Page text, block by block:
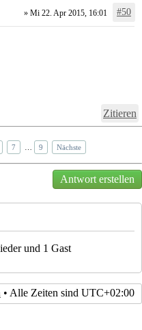
» Mi 22. Apr 2015, 16:01 #50
Zitieren
7 9 Nächste
Antwort erstellen
und 1 Gast
• Alle Zeiten sind UTC+02:00